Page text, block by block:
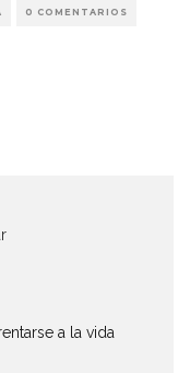
0 COMENTARIOS
a la vida